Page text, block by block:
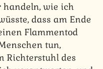
wie ich
dass am Ende
Flammentod
tun,
Richterstuhl des